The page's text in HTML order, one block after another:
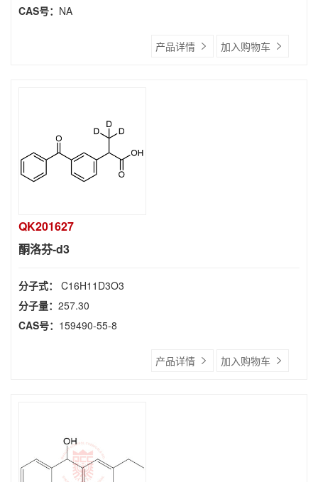
CAS号： NA
产品详情 加入购物车
QK201627
酮洛芬-d3
分子式： C16H11D3O3
分子量： 257.30
CAS号： 159490-55-8
产品详情 加入购物车